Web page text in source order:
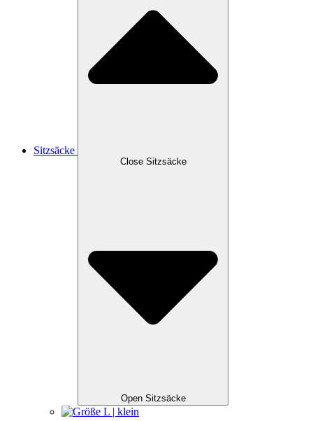
Sitzsäcke
Close Sitzsäcke
Open Sitzsäcke